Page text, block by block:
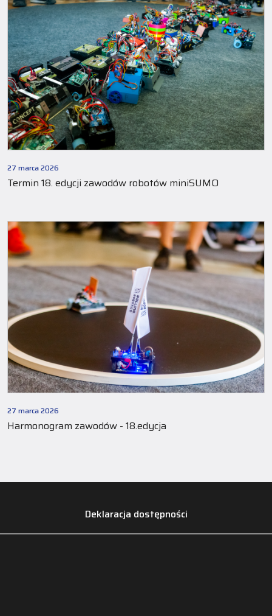
27 marca 2026
Termin 18. edycji zawodów robotów miniSUMO
27 marca 2026
Harmonogram zawodów - 18.edycja
Deklaracja dostępności